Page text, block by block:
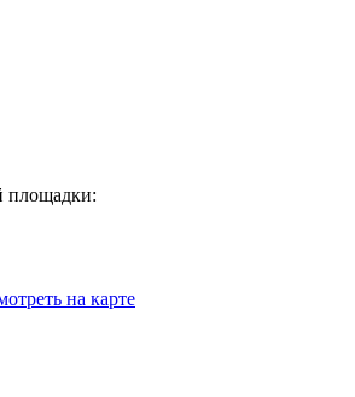
площадки:
на карте